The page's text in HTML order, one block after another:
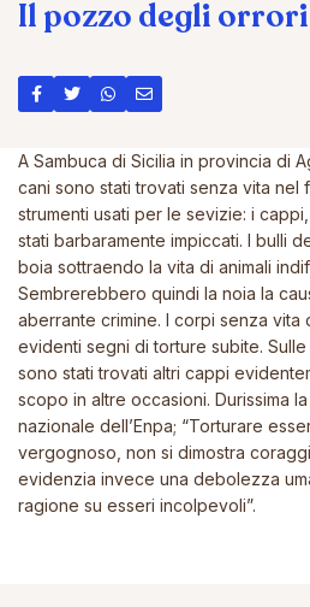
Il pozzo degli orrori
A Sambuca di Sicilia in provincia di
cani sono stati trovati senza vita
strumenti usati per le sevizie: i
stati barbaramente impiccati. I bulli
boia sottraendo la vita di animali
Sembrerebbero quindi la noia la
aberrante crimine. I corpi senza
evidenti segni di torture subite.
sono stati trovati altri cappi
scopo in altre occasioni. Durissima
nazionale dell’Enpa; “Torturare
vergognoso, non si dimostra
evidenzia invece una debolezza
ragione su esseri incolpevoli”.